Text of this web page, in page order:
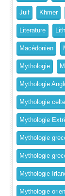
Juif Khmer
Literature
Macédonien
Mythologie
Mythologie
Mythologie
Mythologie
Mythologie
Mythologie
Mythologie
Mythologie